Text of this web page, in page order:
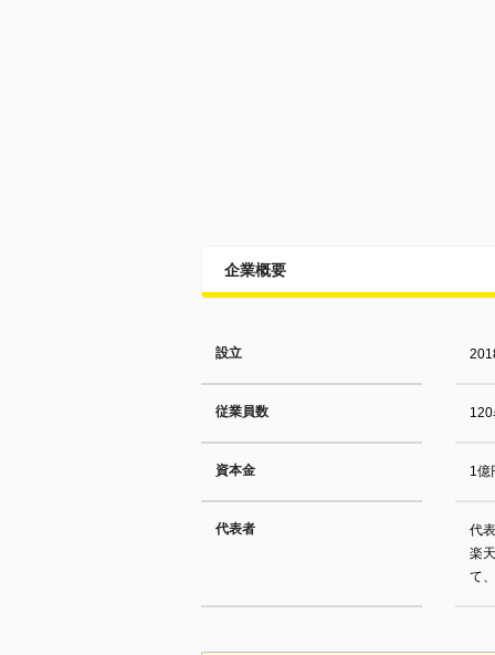
企業概要
設立
従業員数
資本金 1億
代表者
代
楽
て